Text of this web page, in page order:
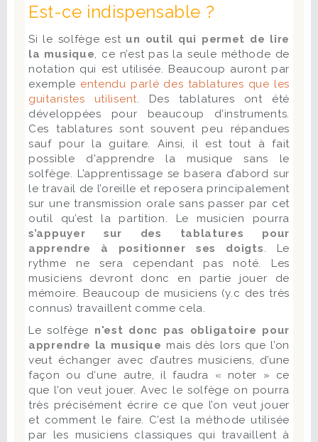
Est-ce indispensable ?
Si le solfège est un outil qui permet de lire
la musique, ce n’est pas la seule méthode de
notation qui est utilisée. Beaucoup auront par
exemple entendu parlé des tablatures que les
guitaristes utilisent. Des tablatures ont été
développées pour beaucoup d’instruments.
Ces tablatures sont souvent peu répandues
sauf pour la guitare. Ainsi, il est tout à fait
possible d'apprendre la musique sans le
solfège. L’apprentissage se basera d’abord sur
le travail de l’oreille et reposera principalement
sur une transmission orale sans passer par cet
outil qu’est la partition. Le musicien pourra
s’appuyer sur des tablatures pour
apprendre à positionner ses doigts. Le
rythme ne sera cependant pas noté. Les
musiciens devront donc en partie jouer de
mémoire. Beaucoup de musiciens (y.c des très
connus) travaillent comme cela.
Le solfège n'est donc pas obligatoire pour
apprendre la musique mais dès lors que l’on
veut échanger avec d’autres musiciens, d’une
façon ou d‘une autre, il faudra « noter » ce
que l’on veut jouer. Avec le solfège on pourra
très précisément écrire ce que l’on veut jouer
et comment le faire. C’est la méthode utilisée
par les musiciens classiques qui travaillent à